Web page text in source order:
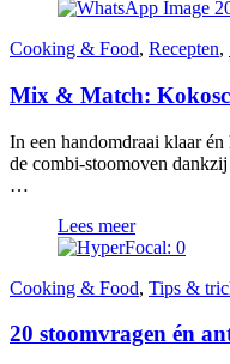
Cooking & Food, Recepten,
Mix & Match:
In een handomdraai klaar
de combi-stoomoven
…
Lees meer
Cooking & Food, Tips &
20 stoomvragen én